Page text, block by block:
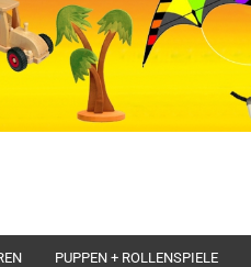
PUPPEN + ROLLENSPIELE